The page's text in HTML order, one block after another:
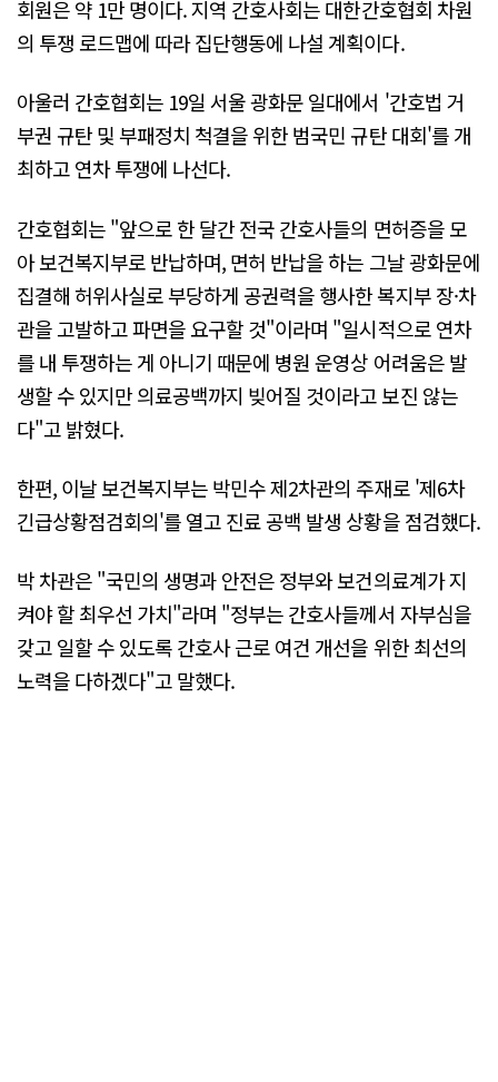
회원은 약 1만 명이다. 지역 간호사회는 대한간호협회 차원
의 투쟁 로드맵에 따라 집단행동에 나설 계획이다.
아울러 간호협회는 19일 서울 광화문 일대에서 '간호법 거
부권 규탄 및 부패정치 척결을 위한 범국민 규탄 대회'를 개
최하고 연차 투쟁에 나선다.
간호협회는 "앞으로 한 달간 전국 간호사들의 면허증을 모
아 보건복지부로 반납하며, 면허 반납을 하는 그날 광화문에
집결해 허위사실로 부당하게 공권력을 행사한 복지부 장·차
관을 고발하고 파면을 요구할 것"이라며 "일시적으로 연차
를 내 투쟁하는 게 아니기 때문에 병원 운영상 어려움은 발
생할 수 있지만 의료공백까지 빚어질 것이라고 보진 않는
다"고 밝혔다.
한편, 이날 보건복지부는 박민수 제2차관의 주재로 '제6차
긴급상황점검회의'를 열고 진료 공백 발생 상황을 점검했다.
박 차관은 "국민의 생명과 안전은 정부와 보건의료계가 지
켜야 할 최우선 가치"라며 "정부는 간호사들께서 자부심을
갖고 일할 수 있도록 간호사 근로 여건 개선을 위한 최선의
노력을 다하겠다"고 말했다.